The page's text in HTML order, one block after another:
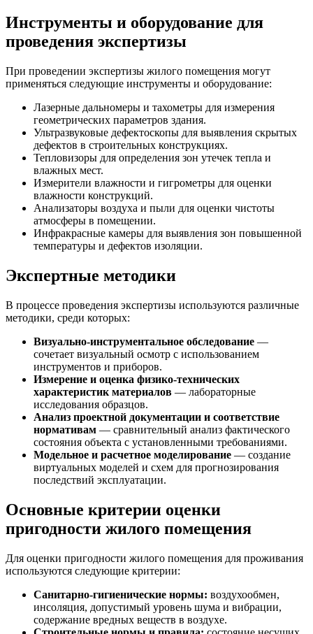
Инструменты и оборудование для
проведения экспертизы
При проведении экспертизы жилого помещения могут
применяться следующие инструменты и оборудование:
Лазерные дальномеры и тахометры для измерения
геометрических параметров здания.
Ультразвуковые дефектоскопы для выявления скрытых
дефектов в строительных конструкциях.
Тепловизоры для определения зон утечек тепла и
влажных мест.
Измерители влажности и гигрометры для оценки
влажности конструкций.
Анализаторы воздуха и пыли для оценки чистоты
атмосферы в помещении.
Инфракрасные камеры для выявления зон повышенной
температуры и дефектов изоляции.
Экспертные методики
В процессе проведения экспертизы используются различные
методики, среди которых:
Визуально-инструментальное обследование —
сочетает визуальный осмотр с использованием
инструментов и приборов.
Измерение и оценка физико-технических
характеристик материалов — лабораторные
исследования образцов.
Анализ проектной документации и соответствие
нормативам — сравнительный анализ фактического
состояния объекта с установленными требованиями.
Модельное и расчетное моделирование — создание
виртуальных моделей и схем для прогнозирования
последствий эксплуатации.
Основные критерии оценки
пригодности жилого помещения
Для оценки пригодности жилого помещения для проживания
используются следующие критерии:
Санитарно-гигиенические нормы: воздухообмен,
инсоляция, допустимый уровень шума и вибрации,
содержание вредных веществ в воздухе.